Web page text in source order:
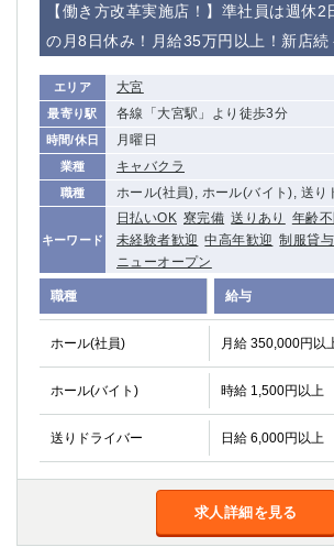
【働き方改革実施店！】準社員は週休2
の月8日休み！月給35万円以上！新店続
エリア 大宮
最寄り駅 各線「大宮駅」より徒歩3分
時間/休日 月曜日
業種 キャバクラ
職種 ホール(社員), ホール(バイト), 送り
キーワード
日払いOK 寮完備 送りあり 年齢
未経験者歓迎 中高年歓迎 制服貸与
ニューオープン
職種 給与
ホール(社員) 月給 350,000円以
ホール(バイト) 時給 1,500円以上
送りドライバー 日給 6,000円以上
求人詳細を見る